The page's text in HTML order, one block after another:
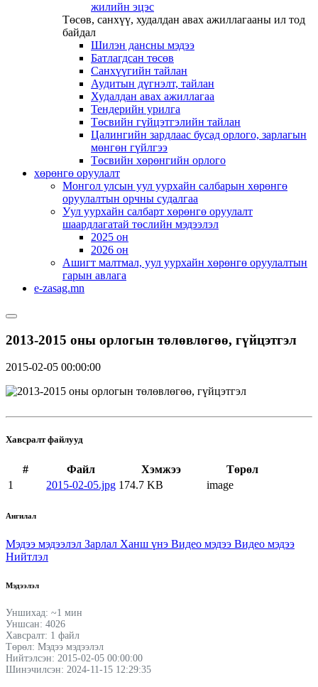
жилийн эцэс
Төсөв, санхүү, худалдан авах ажиллагааны ил тод
байдал
Шилэн дансны мэдээ
Батлагдсан төсөв
Санхүүгийн тайлан
Аудитын дүгнэлт, тайлан
Худалдан авах ажиллагаа
Тендерийн урилга
Төсвийн гүйцэтгэлийн тайлан
Цалингийн зардлаас бусад орлого, зарлагын
мөнгөн гүйлгээ
Төсвийн хөрөнгийн орлого
хөрөнгө оруулалт
Монгол улсын уул уурхайн салбарын хөрөнгө
оруулалтын орчны судалгаа
Уул уурхайн салбарт хөрөнгө оруулалт
шаардлагатай төслийн мэдээлэл
2025 он
2026 он
Ашигт малтмал, уул уурхайн хөрөнгө оруулалтын
гарын авлага
e-zasag.mn
2013-2015 оны орлогын төлөвлөгөө, гүйцэтгэл
2015-02-05 00:00:00
Хавсралт файлууд
# Файл Хэмжээ
Төрөл
1
2015-02-05.jpg 174.7 KB image
Ангилал
Мэдээ мэдээлэл Зарлал Ханш үнэ Видео мэдээ Видео мэдээ
Нийтлэл
Мэдээлэл
Уншихад: ~1 мин
Уншсан: 4026
Хавсралт: 1 файл
Төрөл: Мэдээ мэдээлэл
Нийтэлсэн: 2015-02-05 00:00:00
Шинэчилсэн: 2024-11-15 12:29:35